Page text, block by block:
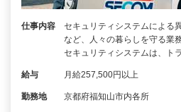
仕事内容
セキュリティシステムによる
など、人々の暮らしを守る業
セキュリティシステムは、ト
給与 月給257,500円以上
勤務地 京都府福知山市内各所